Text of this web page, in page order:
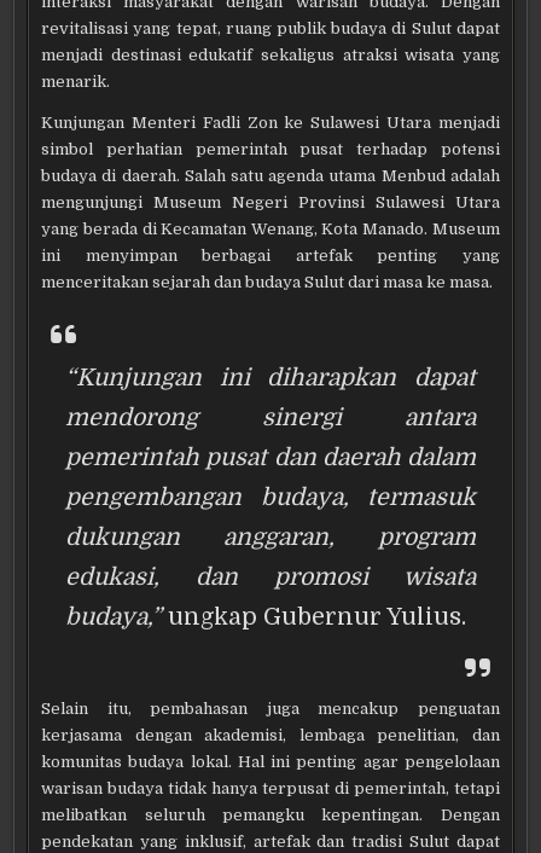
revitalisasi yang tepat, ruang publik budaya di Sulut dapat
menjadi destinasi edukatif sekaligus atraksi wisata yang
menarik.
Kunjungan Menteri Fadli Zon ke Sulawesi Utara menjadi
simbol perhatian pemerintah pusat terhadap potensi
budaya di daerah. Salah satu agenda utama Menbud adalah
mengunjungi Museum Negeri Provinsi Sulawesi Utara
yang berada di Kecamatan Wenang, Kota Manado. Museum
ini menyimpan berbagai artefak penting yang
menceritakan sejarah dan budaya Sulut dari masa ke masa.
“Kunjungan ini diharapkan dapat
mendorong sinergi antara
pemerintah pusat dan daerah dalam
pengembangan budaya, termasuk
dukungan anggaran, program
edukasi, dan promosi wisata
budaya,”ungkap Gubernur Yulius.
Selain itu, pembahasan juga mencakup penguatan
kerjasama dengan akademisi, lembaga penelitian, dan
komunitas budaya lokal. Hal ini penting agar pengelolaan
warisan budaya tidak hanya terpusat di pemerintah, tetapi
melibatkan seluruh pemangku kepentingan. Dengan
pendekatan yang inklusif, artefak dan tradisi Sulut dapat